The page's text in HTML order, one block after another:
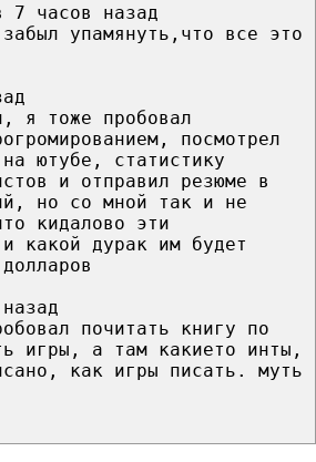
7 часов назад
упамянуть,что все это
я тоже пробовал
посмотрел
ютубе, статистику
и отправил резюме в
но со мной так и не
кидалово эти
какой дурак им будет
почитать книгу по
игры, а там какието инты,
как игры писать. муть